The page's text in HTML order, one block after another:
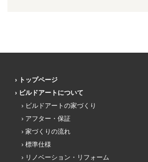
トップページ
ビルドアートについて
ビルドアートの家づくり
アフター・保証
家づくりの流れ
標準仕様
リノベーション・リフォーム